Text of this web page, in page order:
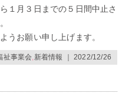
１月３日までの５日間中止さ
うお願い申し上げます。
祉事業会 新着情報 ｜ 2022/12/26